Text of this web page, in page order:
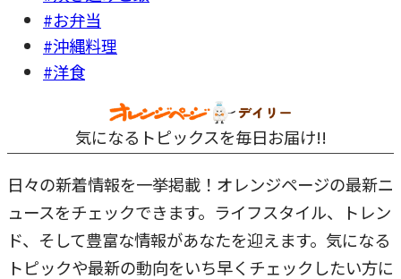
#お弁当
#沖縄料理
#洋食
気になるトピックスを毎日お届け!!
日々の新着情報を一挙掲載！オレンジページの最新ニ
ュースをチェックできます。ライフスタイル、トレン
ド、そして豊富な情報があなたを迎えます。気になる
トピックや最新の動向をいち早くチェックしたい方に